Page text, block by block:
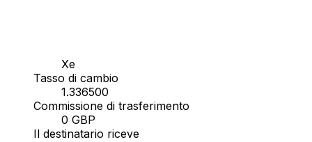
Xe
Tasso di cambio
1.336500
Commissione di trasferimento
0 GBP
Il destinatario riceve